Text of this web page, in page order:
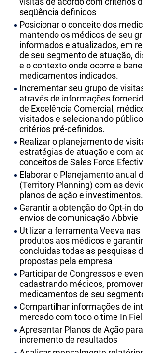
seqüência definidos
Posicionar o conceito dos
mantendo os médicos de seu
informados e atualizados, em
de seu segmento de atuação,
e o contexto onde ocorre e
medicamentos indicados.
Incrementar seu grupo de
através de informações
de Excelência Comercial,
visitados e selecionando
critérios pré-definidos.
Realizar o planejamento de
estratégias de atuação e com
conceitos de Sales Force
Elaborar o Planejamento anual
(Territory Planning) com as
planos de ação e investimentos.
Garantir a obtenção do Opt-in
envios de comunicação Abbvie
Utilizar a ferramenta Veeva
produtos aos médicos e
concluidas todas as pesquisas
propostas pela empresa
Participar de Congressos e
cadastrando médicos,
medicamentos de seu
Compartilhar informações de
mercado com todo o time In
Apresentar Planos de Ação
incremento de resultados